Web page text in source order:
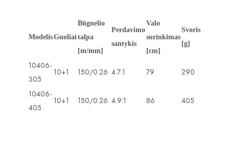
ModelisGuoliai
Būgnelio
talpa
[m/mm]
Perdavimo
santykis
Valo
surinkimas
[cm]
Svoris
[g]
10406-
305
10+1 150/0.26 4.7:1 79 290
10406-
405
10+1 150/0.26 4.9:1 86 405